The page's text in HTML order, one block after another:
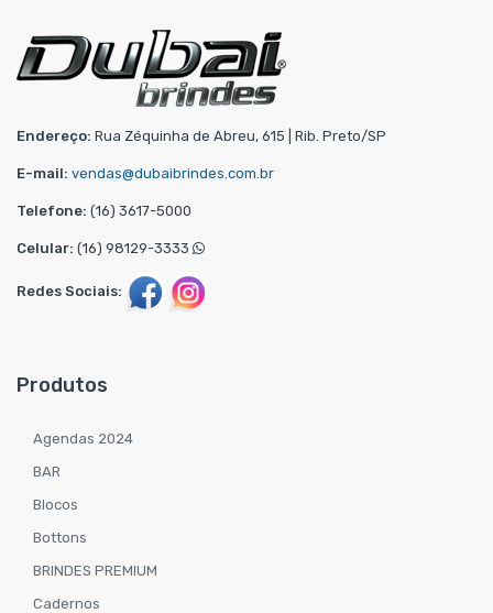
Endereço: Rua Zéquinha de Abreu, 615 | Rib. Preto/SP
E-mail: vendas@dubaibrindes.com.br
Telefone: (16) 3617-5000
Celular: (16) 98129-3333
Redes Sociais:
Produtos
Agendas 2024
BAR
Blocos
Bottons
BRINDES PREMIUM
Cadernos